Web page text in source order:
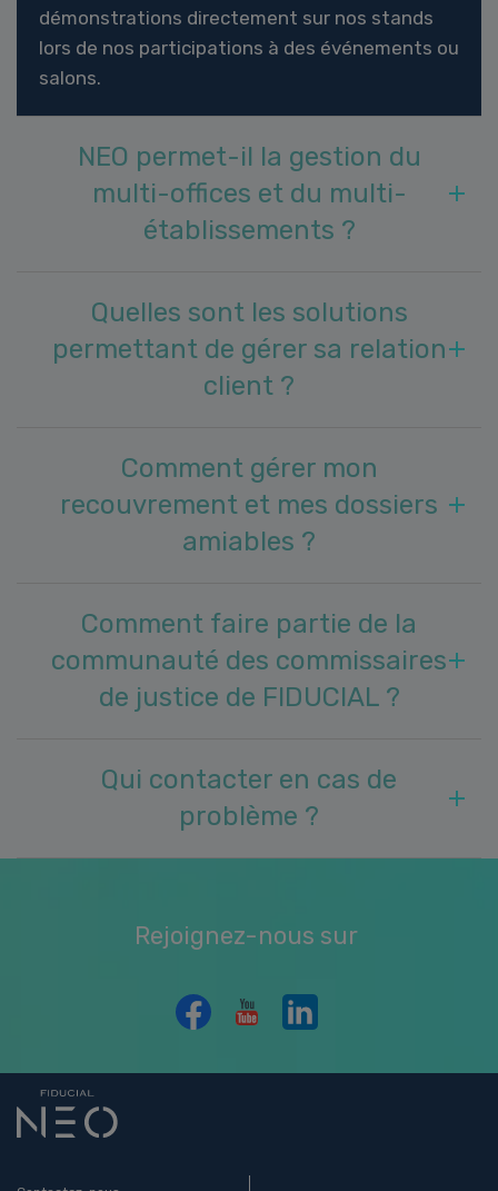
démonstrations directement sur nos stands
lors de nos participations à des événements ou
salons.
NEO permet-il la gestion du
multi-offices et du multi-
établissements ?
Quelles sont les solutions
permettant de gérer sa relation
client ?
Comment gérer mon
recouvrement et mes dossiers
amiables ?
Comment faire partie de la
communauté des commissaires
de justice de FIDUCIAL ?
Qui contacter en cas de
problème ?
Rejoignez-nous sur